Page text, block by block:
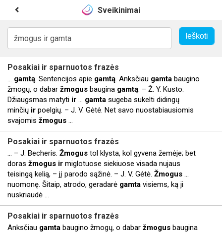
Sveikinimai
Posakiai ir sparnuotos frazės
... gamtą. Sentencijos apie gamtą. Anksčiau gamta baugino
žmogų, o dabar žmogus baugina gamtą. – Ž. Y. Kusto.
Džiaugsmas matyti ir ... gamta sugeba sukelti didingų
minčių ir poelgių. – J. V. Gėtė. Net savo nuostabiausiomis
svajomis žmogus ...
Posakiai ir sparnuotos frazės
... – J. Becheris. Žmogus tol klysta, kol gyvena žemėje; bet
doras žmogus ir miglotuose siekiuose visada nujaus
teisingą kelią, – jį parodo sąžinė. – J. V. Gėtė. Žmogus ...
nuomonę. Šitaip, atrodo, geradarė gamta visiems, ką ji
nuskriaudė ...
Posakiai ir sparnuotos frazės
Anksčiau gamta baugino žmogų, o dabar žmogus baugina